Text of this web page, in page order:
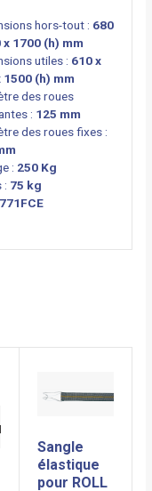
hors-tout : 680
x 1700 (h) mm
utiles : 610 x
1500 (h) mm
des roues
: 125 mm
des roues fixes :
: 250 Kg
: 75 kg
771FCE
Sangle
élastique
pour RO LL